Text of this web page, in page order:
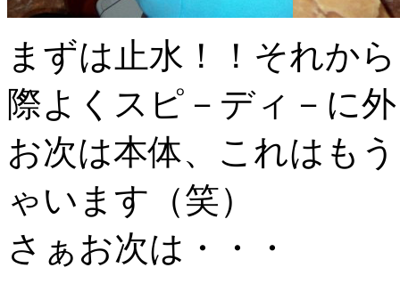
まずは止水！！それか
際よくスピ－ディ－に
お次は本体、これはも
ゃいます（笑）
さぁお次は・・・